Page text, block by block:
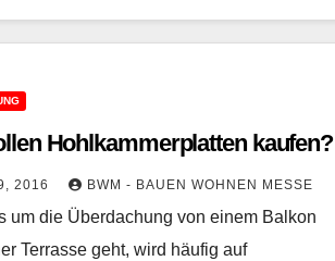
Hohlkammerplatten kaufen?
2016 BWM - BAUEN WOHNEN MESSE
um die Überdachung von einem Balkon
Terrasse geht, wird häufig auf